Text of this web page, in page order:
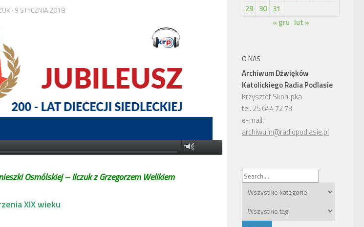
· 9 STYCZNIA 2018
Osmólskiej – Ilczuk z Grzegorzem Welikiem
XIX wieku
29 30 31
« gru lut »
O NAS
Archiwum Dźwięków
Katolickiego Radia Podlasie
Krzysztof Skorupka
tel. 25 644 72 73
e-mail:
archiwum@radiopodlasie.pl